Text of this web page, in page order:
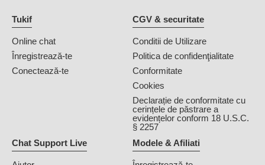
Tukif
Online chat
Înregistrează-te
Conectează-te
CGV & securitate
Conditii de Utilizare
Politica de confidenţialitate
Conformitate
Cookies
Declarație de conformitate cu
cerințele de păstrare a
evidențelor conform 18 U.S.C.
§ 2257
Chat Support Live
Modele & Afiliati